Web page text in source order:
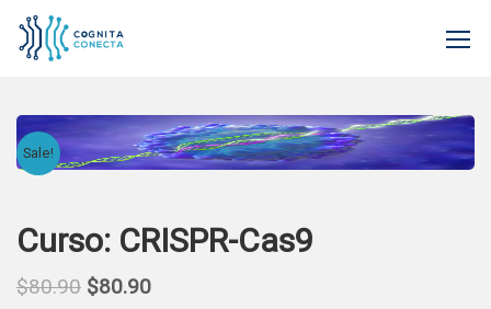
Sale!
Curso: CRISPR-Cas9
$80.90 $80.90